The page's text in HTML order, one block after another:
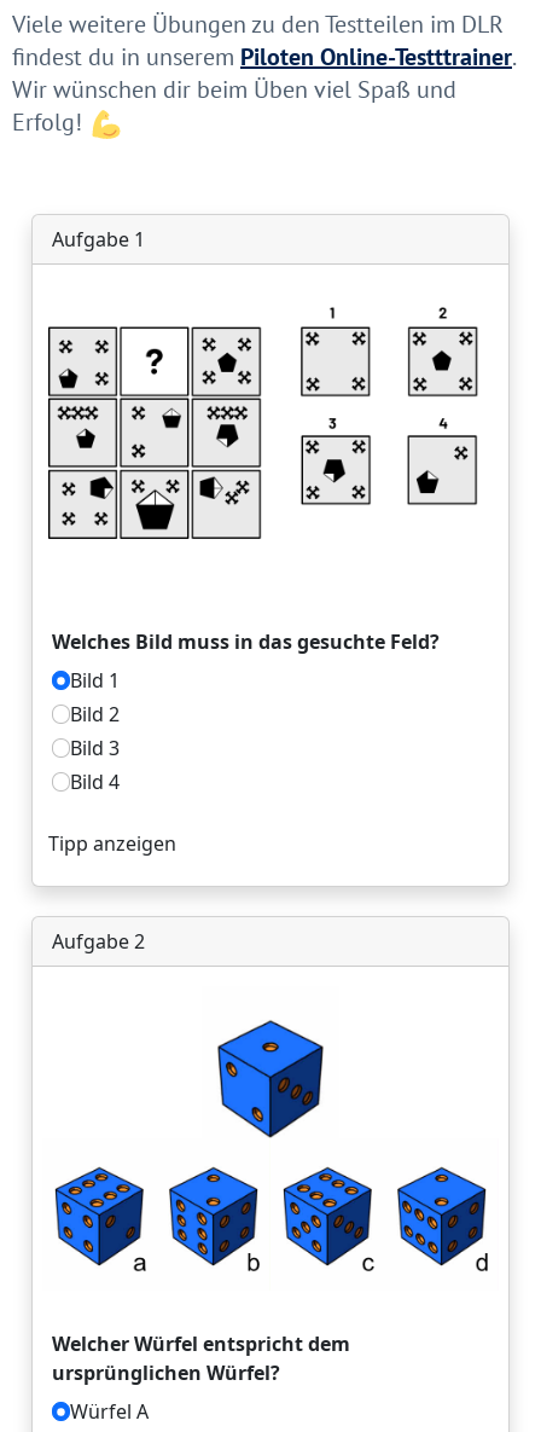
Viele weitere Übungen zu den Testteilen im DLR
findest du in unserem Piloten Online-Testttrainer.
Wir wünschen dir beim Üben viel Spaß und
Erfolg!